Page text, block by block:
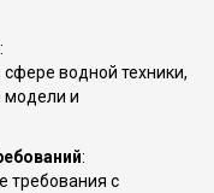
:
водной техники,
модели и
:
требования с